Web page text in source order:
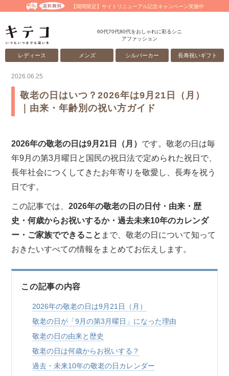
【期間限定】サイトリニューアル記念キャンペーン実施中
60代70代80代をおしゃれに彩るシニ
アファッション
レディース メンズ シルバーカー 長寿祝いギフト
2026.06.25
敬老の日はいつ？2026年は9月21日（月）
｜由来・年齢別の祝い方ガイド
2026年の敬老の日は9月21日（月） です。敬老の日は毎
年9月の第3月曜日と国民の祝日法で定められた祝日で、
長年社会につくしてきたお年寄りを敬愛し、長寿を祝う
日です。
この記事では、2026年の敬老の日の日付・由来・歴
史・何歳からお祝いするか・過去未来10年のカレンダ
ー・ご家族でできること まで、敬老の日について知って
おきたいすべての情報をまとめてお伝えします。
この記事の内容
2026年の敬老の日は9月21日（月）
敬老の日が「9月の第3月曜日」になった理由
敬老の日の由来と歴史
敬老の日は何歳からお祝いする？
過去・未来10年の敬老の日カレンダー